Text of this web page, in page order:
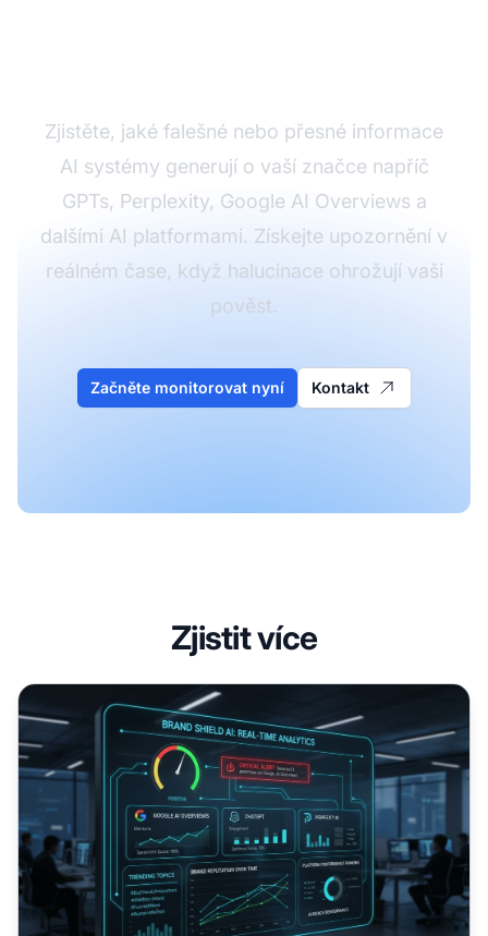
Zjistěte, jaké falešné nebo přesné informace
AI systémy generují o vaší značce napříč
GPTs, Perplexity, Google AI Overviews a
dalšími AI platformami. Získejte upozornění v
reálném čase, když halucinace ohrožují vaši
pověst.
Začněte monitorovat nyní Kontakt
Zjistit více
Halucinace AI a bezpečnost značky: Ochrana vaší